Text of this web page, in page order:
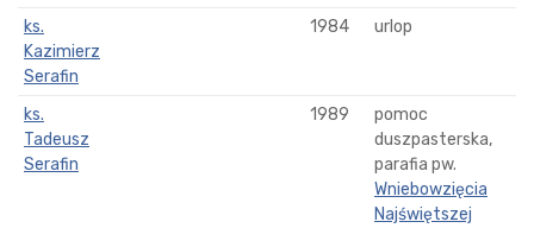
ks.
Kazimierz
Serafin
1984 urlop
ks.
Tadeusz
Serafin
1989
pomoc
duszpasterska,
parafia pw.
Wniebowzięcia
Najświętszej